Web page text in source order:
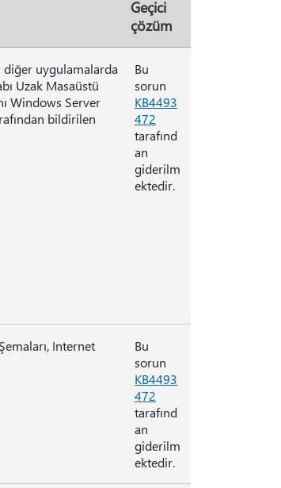
Geçici
çözüm
diğer uygulamalarda
Uzak Masaüstü
Windows Server
bildirilen
Bu
sorun
KB4493
472
tarafınd
an
giderilm
ektedir.
Internet
Bu
sorun
KB4493
472
tarafınd
an
giderilm
ektedir.